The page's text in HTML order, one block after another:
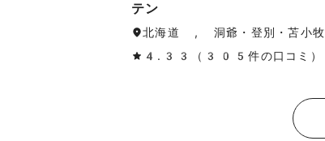
テン
北海道 , 洞爺・登別・苫小牧
4.33（305件の口コミ）